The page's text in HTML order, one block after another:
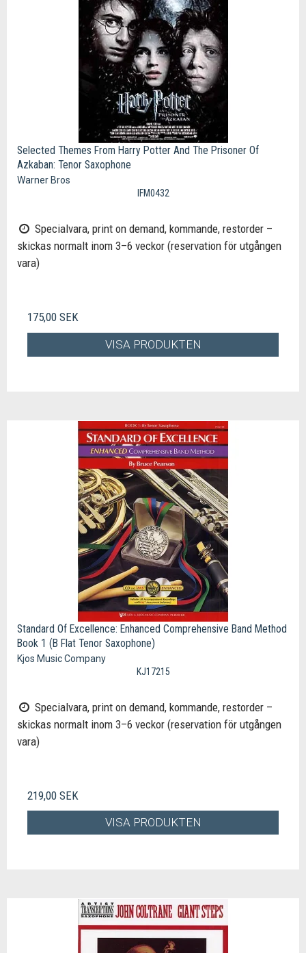
Selected Themes From Harry Potter And The Prisoner Of
Azkaban: Tenor Saxophone
Warner Bros
IFM0432
Specialvara, print on demand, kommande, restorder –
skickas normalt inom 3–6 veckor (reservation för utgången
vara)
175,00 SEK
VISA PRODUKTEN
Standard Of Excellence: Enhanced Comprehensive Band Method
Book 1 (B Flat Tenor Saxophone)
Kjos Music Company
KJ17215
Specialvara, print on demand, kommande, restorder –
skickas normalt inom 3–6 veckor (reservation för utgången
vara)
219,00 SEK
VISA PRODUKTEN